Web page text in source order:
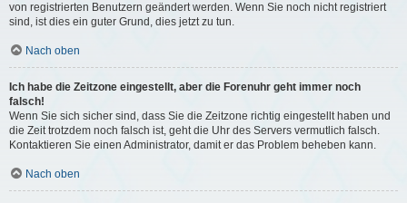
von registrierten Benutzern geändert werden. Wenn Sie noch nicht registriert
sind, ist dies ein guter Grund, dies jetzt zu tun.
Nach oben
Ich habe die Zeitzone eingestellt, aber die Forenuhr geht immer noch
falsch!
Wenn Sie sich sicher sind, dass Sie die Zeitzone richtig eingestellt haben und
die Zeit trotzdem noch falsch ist, geht die Uhr des Servers vermutlich falsch.
Kontaktieren Sie einen Administrator, damit er das Problem beheben kann.
Nach oben